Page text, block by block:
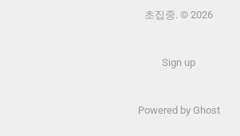
초집중. © 2026
Sign up
Powered by Ghost